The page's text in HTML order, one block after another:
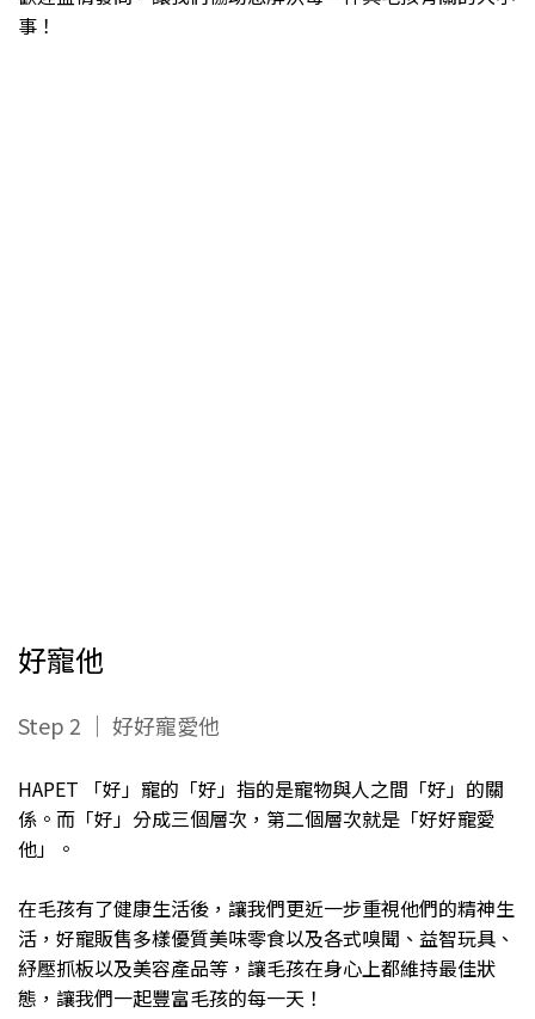
事！
好寵他
Step 2 ｜ 好好寵愛他
HAPET 「好」寵的「好」指的是寵物與人之間「好」的關
係。而「好」分成三個層次，第二個層次就是「好好寵愛
他」。
在毛孩有了健康生活後，讓我們更近一步重視他們的精神生
活，好寵販售多樣優質美味零食以及各式嗅聞、益智玩具、
紓壓抓板以及美容產品等，讓毛孩在身心上都維持最佳狀
態，讓我們一起豐富毛孩的每一天！